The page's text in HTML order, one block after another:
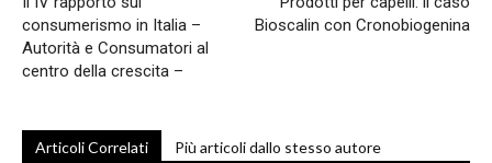
consumerismo in Italia –
Autorità e Consumatori al
centro della crescita –
Bioscalin con Cronobiogenina
Articoli Correlati Più articoli dallo stesso autore